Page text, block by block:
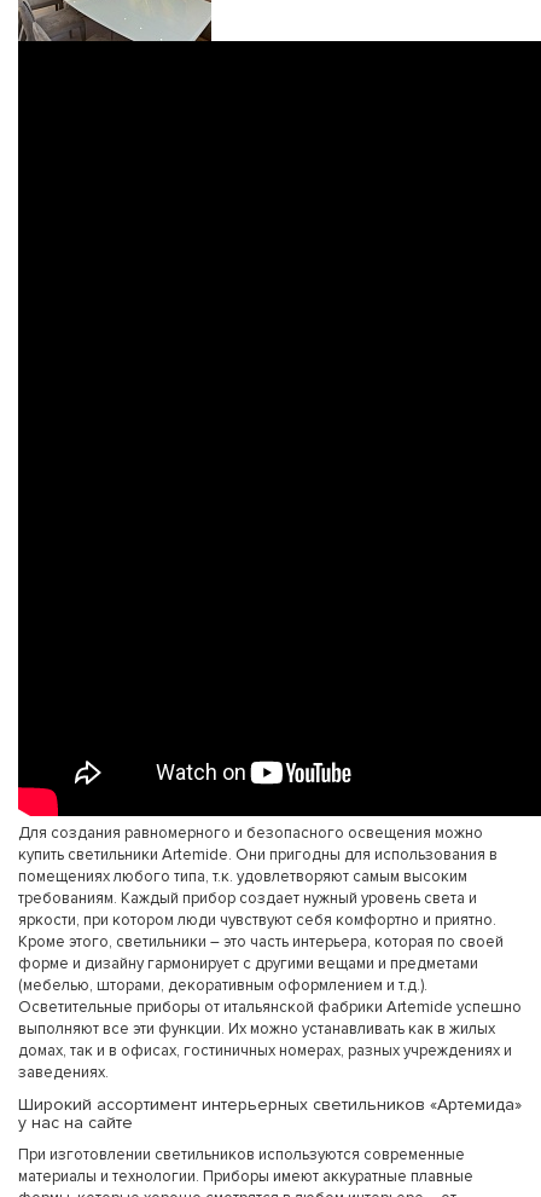
Для создания равномерного и безопасного освещения можно
купить светильники Artemide. Они пригодны для использования в
помещениях любого типа, т.к. удовлетворяют самым высоким
требованиям. Каждый прибор создает нужный уровень света и
яркости, при котором люди чувствуют себя комфортно и приятно.
Кроме этого, светильники – это часть интерьера, которая по своей
форме и дизайну гармонирует с другими вещами и предметами
(мебелью, шторами, декоративным оформлением и т.д.).
Осветительные приборы от итальянской фабрики Artemide успешно
выполняют все эти функции. Их можно устанавливать как в жилых
домах, так и в офисах, гостиничных номерах, разных учреждениях и
заведениях.
Широкий ассортимент интерьерных светильников «Артемида»
у нас на сайте
При изготовлении светильников используются современные
материалы и технологии. Приборы имеют аккуратные плавные